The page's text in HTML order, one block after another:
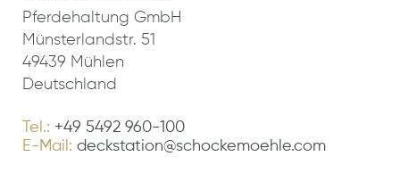
Pferdehaltung GmbH
Münsterlandstr. 51
49439 Mühlen
Deutschland
Tel.: +49 5492 960-100
E-Mail: deckstation@schockemoehle.com